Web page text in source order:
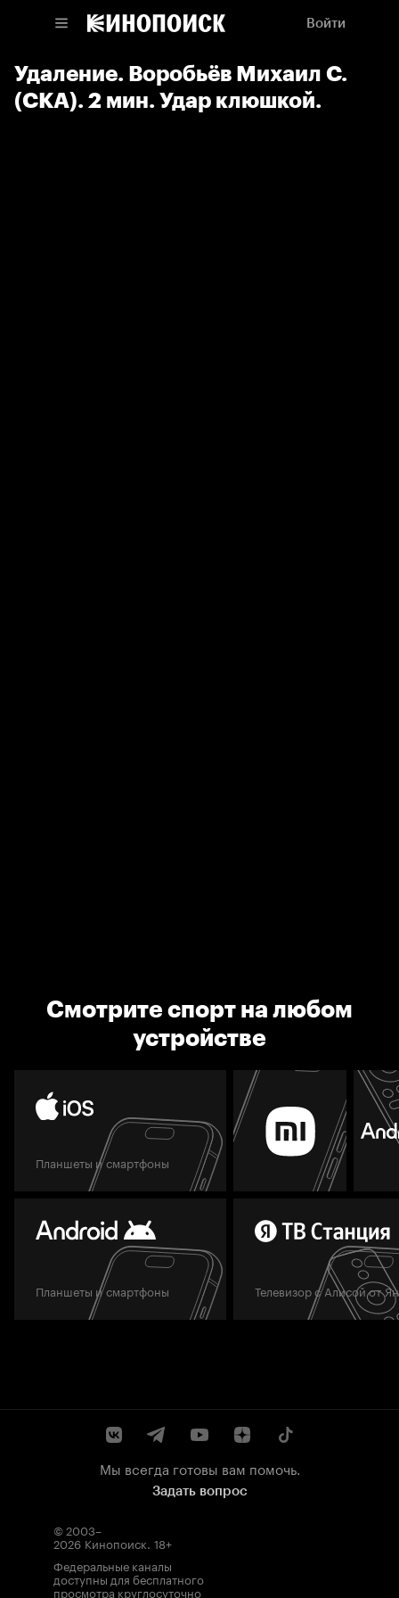
Войти
Удаление. Воробьёв Михаил С.
(СКА). 2 мин. Удар клюшкой.
Смотрите спорт на любом
устройстве
Планшеты и смартфоны
Планшеты и смартфоны Телевизор с Алисой от
Мы всегда готовы вам помочь.
Задать вопрос
© 2003–
2026 Кинопоиск. 18+
Федеральные каналы
доступны для бесплатного
просмотра круглосуточно